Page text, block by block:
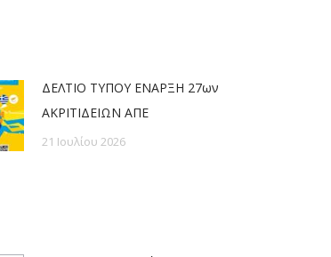
ΔΕΛΤΙΟ ΤΥΠΟΥ ΕΝΑΡΞΗ 27ων
ΑΚΡΙΤΙΔΕΙΩΝ ΑΠΕ
21 Ιουλίου 2026